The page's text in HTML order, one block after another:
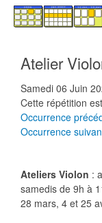
Atelier
Samedi 06 Juin
Cette répétition
Occurrence
Occurrence
Ateliers Violon :
samedis de 9h à
28 mars, 4 et 25